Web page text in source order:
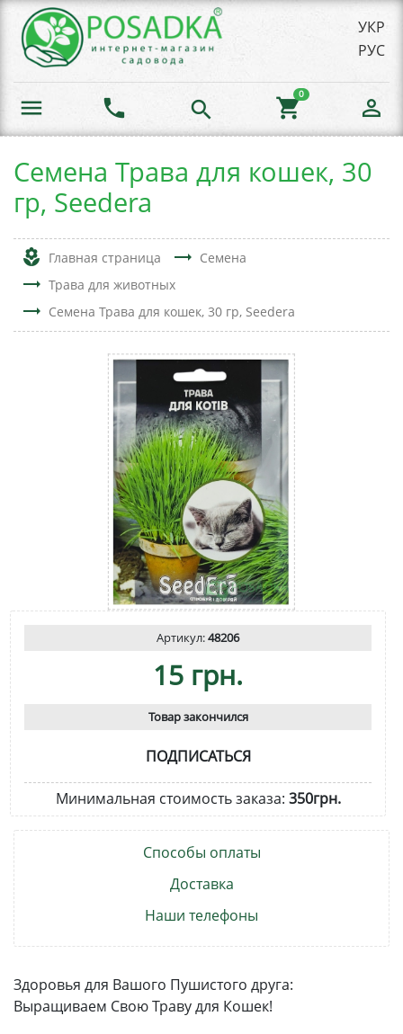
УКР
РУС
menu phone search shopping_cart
0
person_outline
Семена Трава для кошек, 30
гр, Seedera
local_florist Главная страница trending_flat Семена
trending_flat Трава для животных
trending_flat Семена Трава для кошек, 30 гр, Seedera
Артикул:48206
15 грн.
Товар закончился
ПОДПИСАТЬСЯ
Минимальная стоимость заказа: 350грн.
Способы оплаты
Доставка
Наши телефоны
Здоровья для Вашого Пушистого друга:
Выращиваем Свою Траву для Кошек!